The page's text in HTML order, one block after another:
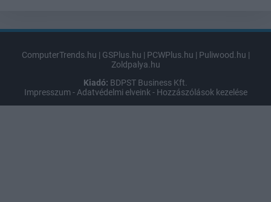
ComputerTrends.hu | GSPlus.hu | PCWPlus.hu | Puliwood.hu |
Zoldpalya.hu
Kiadó: BDPST Business Kft.
Impresszum - Adatvédelmi elveink - Hozzászólások kezelése